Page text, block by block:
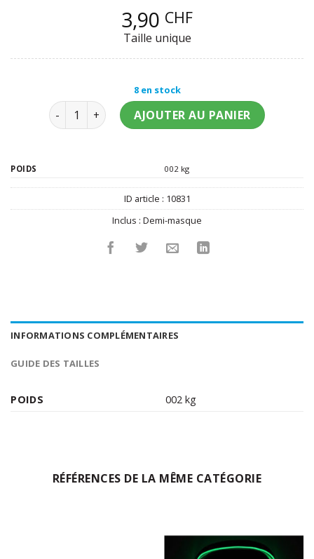
3,90 CHF
Taille unique
8 en stock
quantité de Demi-masque blanc adulte
AJOUTER AU PANIER
POIDS 002 kg
ID article : 10831
Inclus : Demi-masque
INFORMATIONS COMPLÉMENTAIRES
GUIDE DES TAILLES
POIDS 002 kg
RÉFÉRENCES DE LA MÊME CATÉGORIE